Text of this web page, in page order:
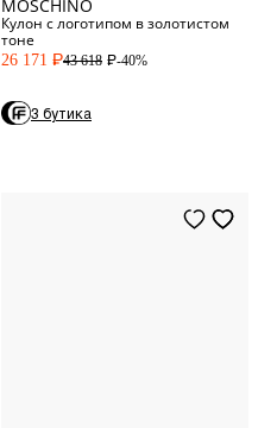
MOSCHINO
Кулон с логотипом в золотистом
тоне
26 171 P43 618 P-40%
3 бутика